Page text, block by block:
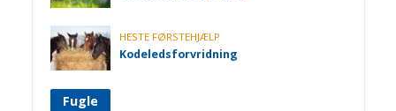
HESTE FØRSTEHJÆLP
Kodeledsforvridning
Fugle